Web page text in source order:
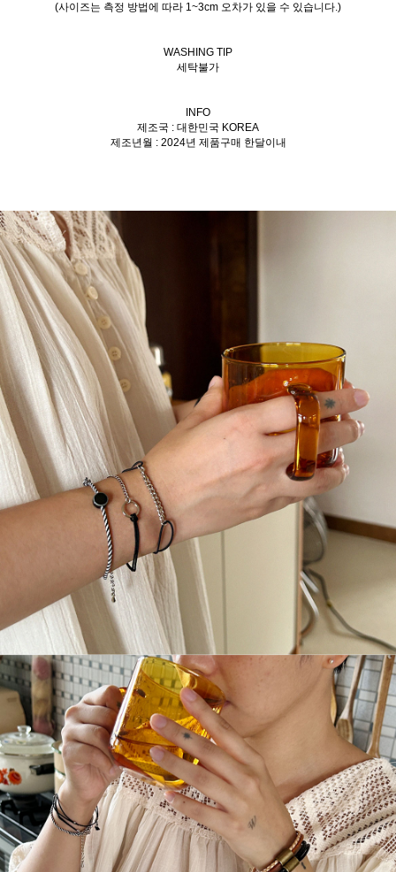
(사이즈는 측정 방법에 따라 1~3cm 오차가 있을 수 있습니다.)
WASHING TIP
세탁불가
INFO
제조국 : 대한민국 KOREA
제조년월 : 2024년 제품구매 한달이내